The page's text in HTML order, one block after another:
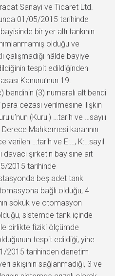
Sanayi ve Ticaret Ltd.
01/05/2015 tarihinde
bir yer altı tankının
olduğu ve
çalışmadığı hâlde bayiye
tespit edildiğinden
Kanunu’nun 19.
bendinin (3) numaralı alt bendi
cezası verilmesine ilişkin
(Kurul) …tarih ve …sayılı
Mahkemesi kararının
verilen …tarih ve E:…, K:…sayılı
davacı şirketin bayisine ait
2015 tarihinde
beş adet tank
bağlı olduğu, 4
sökük ve otomasyon
sistemde tank içinde
birlikte fiziki ölçümde
tespit edildiği, yine
2015 tarihinden denetim
akışının sağlanmadığı, 3 ve